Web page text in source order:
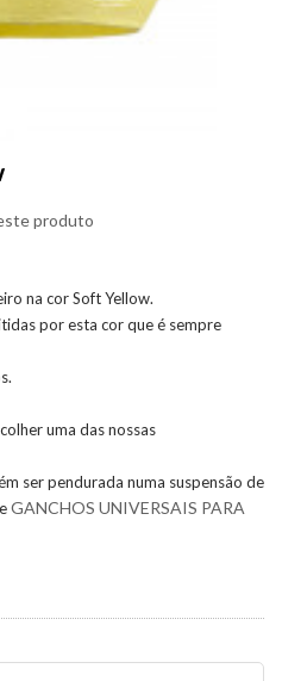
produto
na cor Soft Yellow.
por esta cor que é sempre
uma das nossas
ser pendurada numa suspensão de
GANCHOS UNIVERSAIS PARA